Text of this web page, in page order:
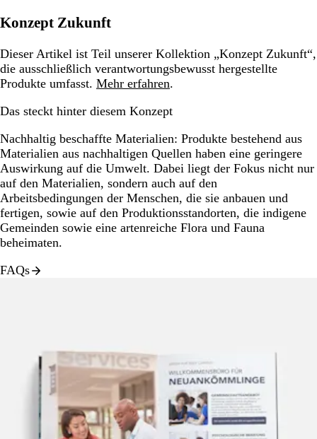
Konzept Zukunft
Dieser Artikel ist Teil unserer Kollektion „Konzept Zukunft“,
die ausschließlich verantwortungsbewusst hergestellte
Produkte umfasst. Mehr erfahren.
Das steckt hinter diesem Konzept
Nachhaltig beschaffte Materialien: Produkte bestehend aus
Materialien aus nachhaltigen Quellen haben eine geringere
Auswirkung auf die Umwelt. Dabei liegt der Fokus nicht nur
auf den Materialien, sondern auch auf den
Arbeitsbedingungen der Menschen, die sie anbauen und
fertigen, sowie auf den Produktionsstandorten, die indigene
Gemeinden sowie eine artenreiche Flora und Fauna
beheimaten.
FAQs